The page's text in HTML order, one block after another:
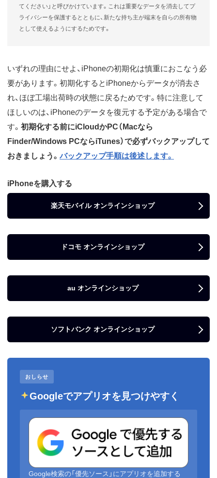
てください」と呼びかけています。これは重要なデータを消去してプ
ライバシーを保護するとともに、新たな持ち主が端末を自らの所有物
として使えるようにするためです。
いずれの理由にせよ、iPhoneの初期化は慎重におこなう必
要があります。初期化するとiPhoneからデータが消去さ
れ、ほぼ工場出荷時の状態に戻るためです。特に注意して
ほしいのは、iPhoneのデータを復元する予定がある場合で
す。 初期化する前にiCloudかPC（Macなら
Finder/Windows PCならiTunes）で必ずバックアップして
おきましょう。バックアップ手順は後述します。
iPhoneを購入する
楽天モバイル オンラインショップ
ドコモ オンラインショップ
au オンラインショップ
ソフトバンク オンラインショップ
おしらせ
Googleでアプリオを見つけやすく
Google検索の「優先ソース」にアプリオを追加する